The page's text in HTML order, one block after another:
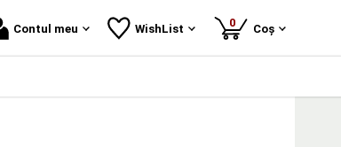
Contul meu WishList 0produse
Coș